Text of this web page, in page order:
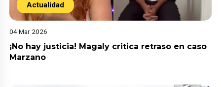
Actualidad
04 Mar 2026
¡No hay justicia! Magaly critica retraso en caso
Marzano